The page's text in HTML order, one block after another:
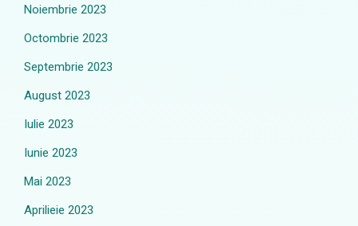
Noiembrie 2023
Octombrie 2023
Septembrie 2023
August 2023
Iulie 2023
Iunie 2023
Mai 2023
Aprilieie 2023